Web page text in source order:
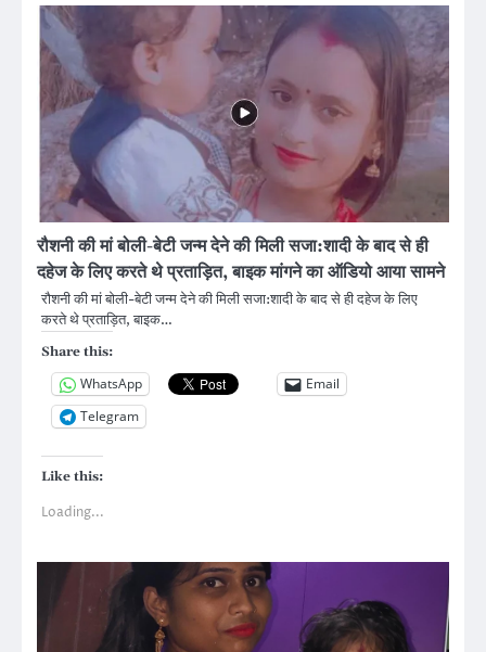
रौशनी की मां बोली-बेटी जन्म देने की मिली सजा:शादी के बाद से ही
दहेज के लिए करते थे प्रताड़ित, बाइक मांगने का ऑडियो आया सामने
रौशनी की मां बोली-बेटी जन्म देने की मिली सजा:शादी के बाद से ही दहेज के लिए
करते थे प्रताड़ित, बाइक…
Share this:
WhatsApp
Email
Telegram
Like this:
Loading...